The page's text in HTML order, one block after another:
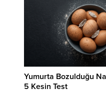
Yumurta Bozulduğu
5 Kesin Test